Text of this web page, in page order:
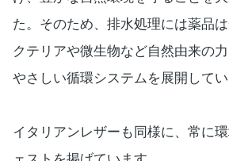
た。そのため、排水処理には薬品
クテリアや微生物など自然由来の
やさしい循環システムを展開してい
イタリアンレザーも同様に、常に